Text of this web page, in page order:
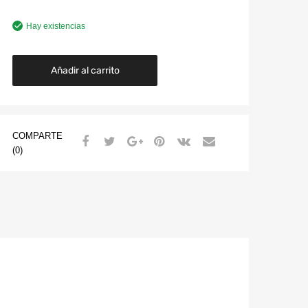
Hay existencias
Añadir al carrito
COMPARTE
(0)